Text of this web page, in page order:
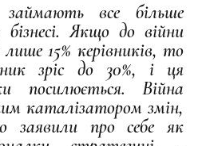
займають все більше
бізнесі. Якщо до війни
15% керівників, то
зріс до 30%, і ця
посилюється. Війна
каталізатором змін,
заявили про себе як